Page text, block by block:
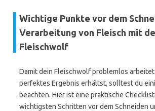
Wichtige Punkte vor dem
Verarbeitung von Fleisch mit
Fleischwolf
Damit dein Fleischwolf problemlos
perfektes Ergebnis erhältst, solltest du
beachten. Hier ist eine praktische
wichtigsten Schritten vor dem Schneiden